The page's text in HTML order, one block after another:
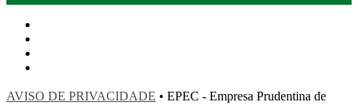
AVISO DE PRIVACIDADE • EPEC - Empresa Prudentina de